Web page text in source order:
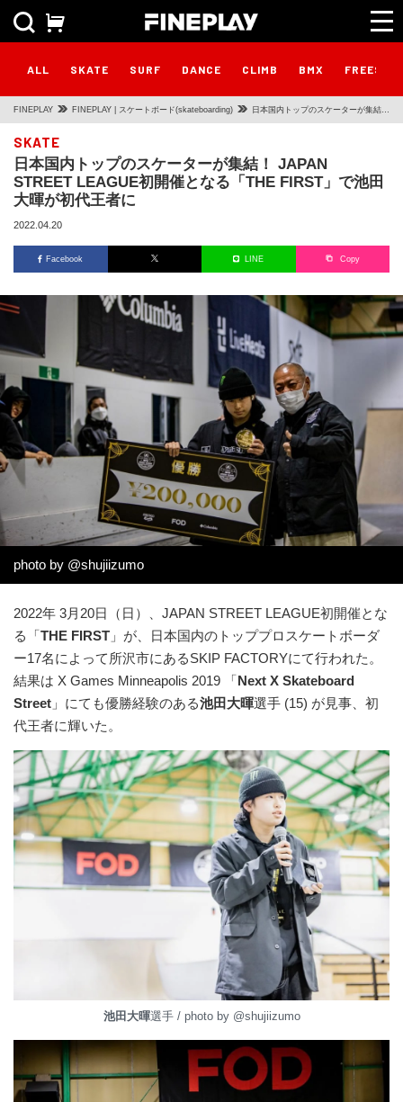
ALL SKATE SURF DANCE CLIMB BMX
FINEPLAY FINEPLAY | スケートボード(skateboarding) 日本国内トップのスケーターが集結！
なる「THE FIRST」で池田大暉が初
SKATE
日本国内トップのスケーターが集結！ JAPAN
STREET LEAGUE初開催となる「THE FIRST」で池田
大暉が初代王者に
2022.04.20
Facebook LINE Copy
photo by @shujiizumo
2022年 3月20日（日）、JAPAN STREET LEAGUE初開催とな
る「THE FIRST 」が、日本国内のトッププロスケートボーダ
ー17名によって所沢市にあるSKIP FACTORYにて行われた。
結果は X Games Minneapolis 2019 「Next X Skateboard
Street 」にても優勝経験のある池田大暉選手 (15) が見事、初
代王者に輝いた。
池田大暉選手 / photo by @shujiizumo